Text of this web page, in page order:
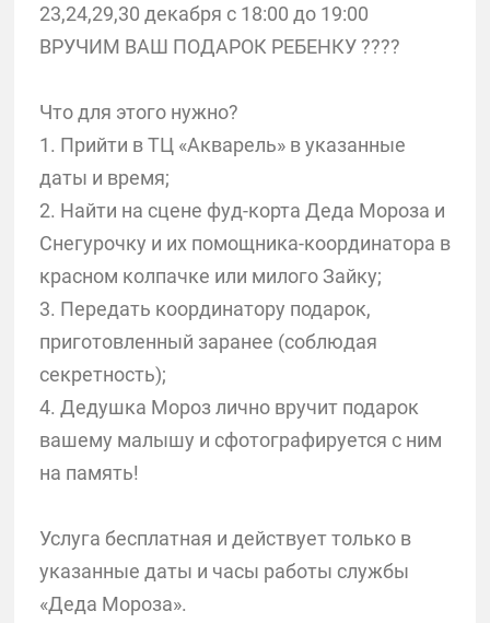
23,24,29,30 декабря с 18:00 до 19:00
ВРУЧИМ ВАШ ПОДАРОК РЕБЕНКУ ????
Что для этого нужно?
1. Прийти в ТЦ «Акварель» в указанные
даты и время;
2. Найти на сцене фуд-корта Деда Мороза и
Снегурочку и их помощника-координатора в
красном колпачке или милого Зайку;
3. Передать координатору подарок,
приготовленный заранее (соблюдая
секретность);
4. Дедушка Мороз лично вручит подарок
вашему малышу и сфотографируется с ним
на память!
Услуга бесплатная и действует только в
указанные даты и часы работы службы
«Деда Мороза».